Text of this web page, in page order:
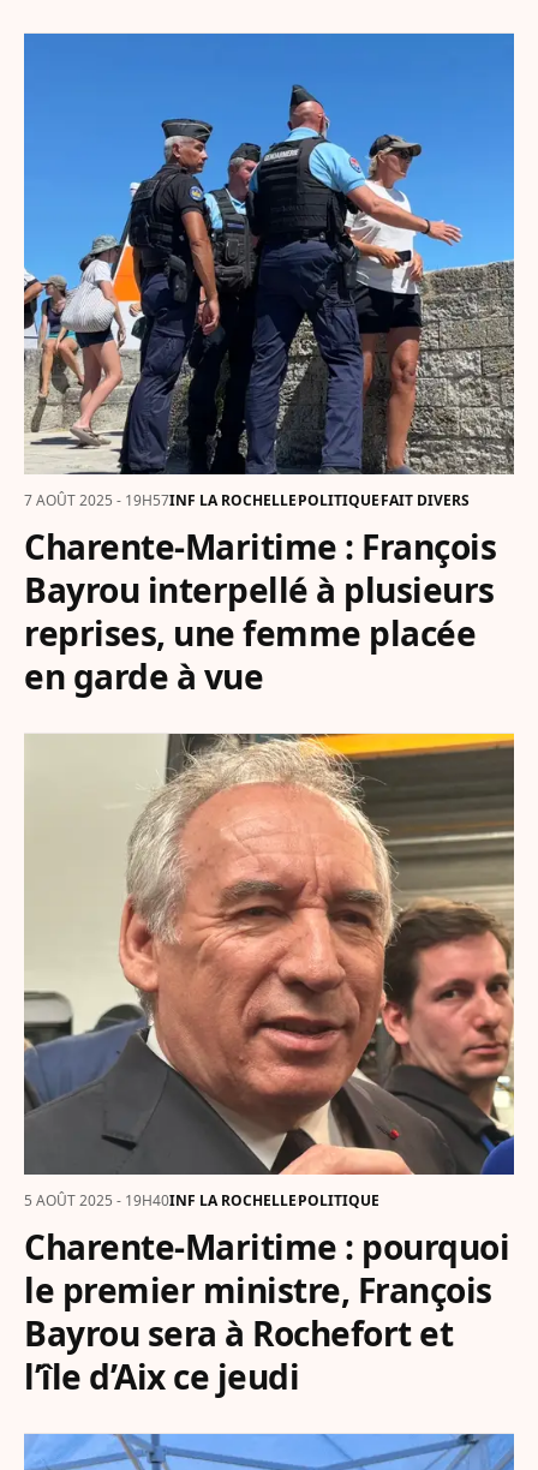
7 AOÛT 2025 - 19H57INF LA ROCHELLEPOLITIQUEFAIT DIVERS
Charente-Maritime : François
Bayrou interpellé à plusieurs
reprises, une femme placée
en garde à vue
5 AOÛT 2025 - 19H40INF LA ROCHELLEPOLITIQUE
Charente-Maritime : pourquoi
le premier ministre, François
Bayrou sera à Rochefort et
l’île d’Aix ce jeudi